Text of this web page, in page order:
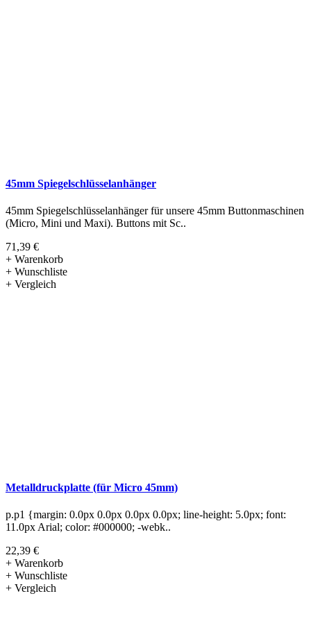
45mm Spiegelschlüsselanhänger
45mm Spiegelschlüsselanhänger für unsere 45mm Buttonmaschinen
(Micro, Mini und Maxi). Buttons mit Sc..
71,39 €
+ Warenkorb
+ Wunschliste
+ Vergleich
Metalldruckplatte (für Micro 45mm)
p.p1 {margin: 0.0px 0.0px 0.0px 0.0px; line-height: 5.0px; font:
11.0px Arial; color: #000000; -webk..
22,39 €
+ Warenkorb
+ Wunschliste
+ Vergleich